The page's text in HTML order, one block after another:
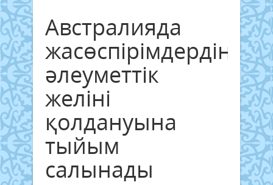
Австралияда
жасөспірімдердің
әлеуметтік
желіні
қолдануына
тыйым
салынады